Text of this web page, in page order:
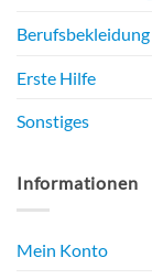
Erste Hilfe
Sonstiges
Informationen
Mein Konto